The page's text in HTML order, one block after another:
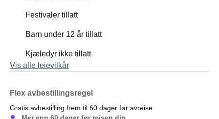
Festivaler tillatt
Barn under 12 år tillatt
Kjæledyr ikke tillatt
Vis alle leievilkår
Flex avbestillingsregel
Gratis avbestilling frem til 60 dager før avreise